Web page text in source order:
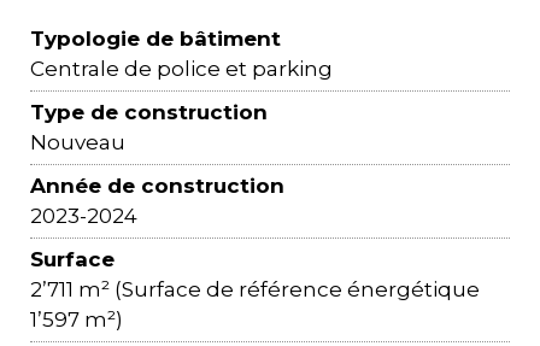
Typologie de bâtiment
Centrale de police et parking
Type de construction
Nouveau
Année de construction
2023-2024
Surface
2’711 m² (Surface de référence énergétique
1’597 m²)